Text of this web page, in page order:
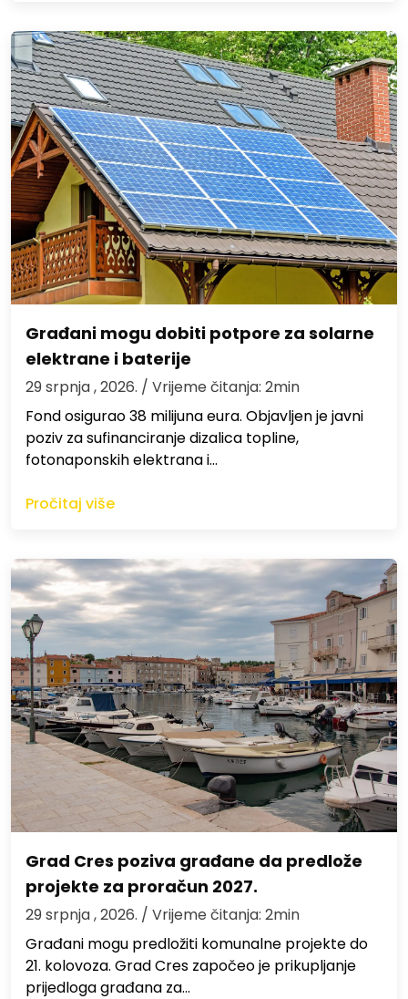
Građani mogu dobiti potpore za solarne
elektrane i baterije
29 srpnja , 2026. / Vrijeme čitanja: 2min
Fond osigurao 38 milijuna eura. Objavljen je javni
poziv za sufinanciranje dizalica topline,
fotonaponskih elektrana i…
Pročitaj više
Grad Cres poziva građane da predlože
projekte za proračun 2027.
29 srpnja , 2026. / Vrijeme čitanja: 2min
Građani mogu predložiti komunalne projekte do
21. kolovoza. Grad Cres započeo je prikupljanje
prijedloga građana za…